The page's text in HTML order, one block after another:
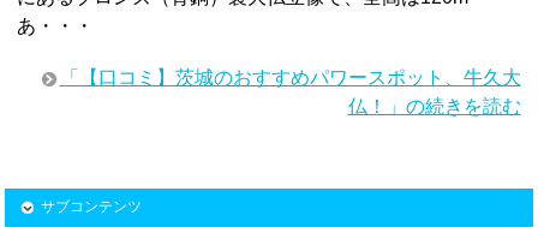
あ・・・
「【口コミ】茨城のおすすめパワースポット、牛久大
仏！」の続きを読む
サブコンテンツ